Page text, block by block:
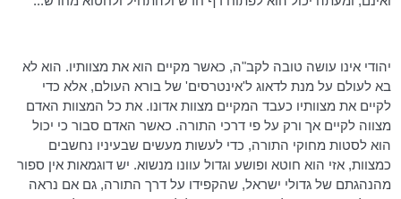
יהודי אינו עושה טובה לקב"ה, כאשר מקיים הוא את מצוותיו. הוא לא
בא לעולם על מנת לדאוג ל'אינטרסים' של בורא העולם, אלא כדי
לקיים את מצוותיו כעבד המקיים מצוות אדונו. את כל המצוות האדם
מצווה לקיים אך ורק על פי דרכי התורה. כאשר האדם סבור כי יכול
הוא לסטות מחוקי התורה, כדי לעשות מעשים שבעיניו נחשבים
כמצוות, אזי הוא חוטא ופושע וגדול עוונו מנשוא. יש דוגמאות אין ספור
מהנהגתם של גדולי ישראל, שהקפידו על דרך התורה, גם אם נראה